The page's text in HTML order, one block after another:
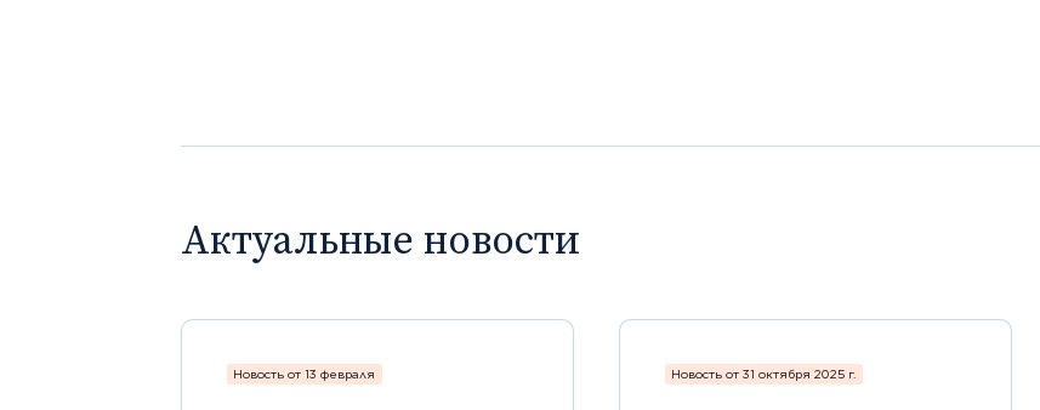
Актуальные новости
Новость от 13 февраля Новость от 31 октября 2025 г.